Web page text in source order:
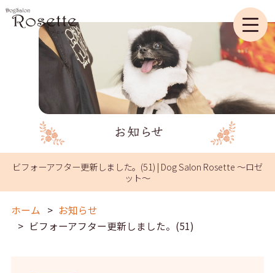
ビフォーアフター更新しました。(51) | Dog Salon Rosette ～ロゼ
ット～
ホーム
お知らせ
ビフォーアフター更新しました。(51)